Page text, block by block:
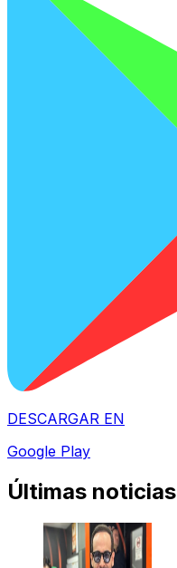
DESCARGAR EN
Google Play
Últimas noticias